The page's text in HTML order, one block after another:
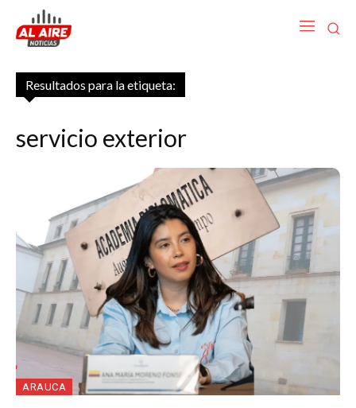
Resultados para la etiqueta:
servicio exterior
ARAUCA